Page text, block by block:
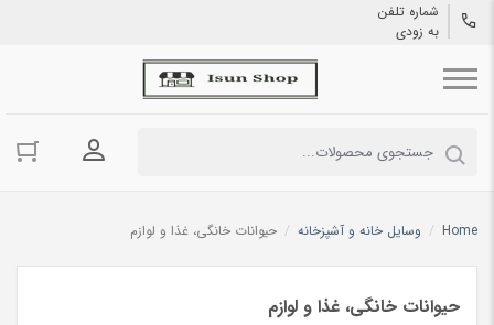
شماره تلفن
به زودی
ورود به
Home
/ وسایل خانه و آشپزخانه / حیوانات خانگی، غذا و لوازم
حیوانات خانگی، غذا و لوازم